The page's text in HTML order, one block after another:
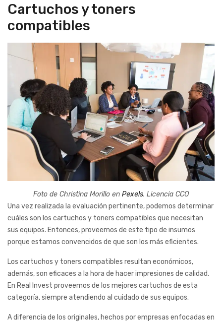
Cartuchos y toners
compatibles
Foto de Christina Morillo en Pexels. Licencia CCO
Una vez realizada la evaluación pertinente, podemos determinar
cuáles son los cartuchos y toners compatibles que necesitan
sus equipos. Entonces, proveemos de este tipo de insumos
porque estamos convencidos de que son los más eficientes.
Los cartuchos y toners compatibles resultan económicos,
además, son eficaces a la hora de hacer impresiones de calidad.
En Real Invest proveemos de los mejores cartuchos de esta
categoría, siempre atendiendo al cuidado de sus equipos.
A diferencia de los originales, hechos por empresas enfocadas en